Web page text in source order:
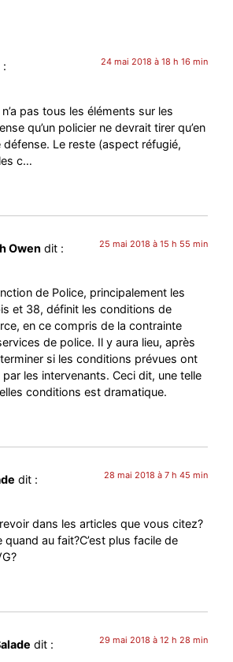
: 24 mai 2018 à 18 h 16 min
n’a pas tous les éléments sur les
qu’un policier ne devrait tirer qu’en
Le reste (aspect réfugié,
c…
Owen dit : 25 mai 2018 à 15 h 55 min
de Police, principalement les
et 38, définit les conditions de
en ce compris de la contrainte
de police. Il y aura lieu, après
si les conditions prévues ont
les intervenants. Ceci dit, une telle
conditions est dramatique.
dit : 28 mai 2018 à 7 h 45 min
revoir dans les articles que vous citez?
quand au fait?C’est plus facile de
dit : 29 mai 2018 à 12 h 28 min